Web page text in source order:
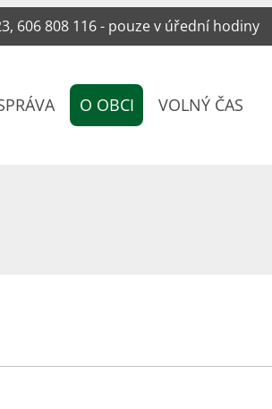
606 808 116 - pouze v úřední hodiny
O OBCI VOLNÝ ČAS